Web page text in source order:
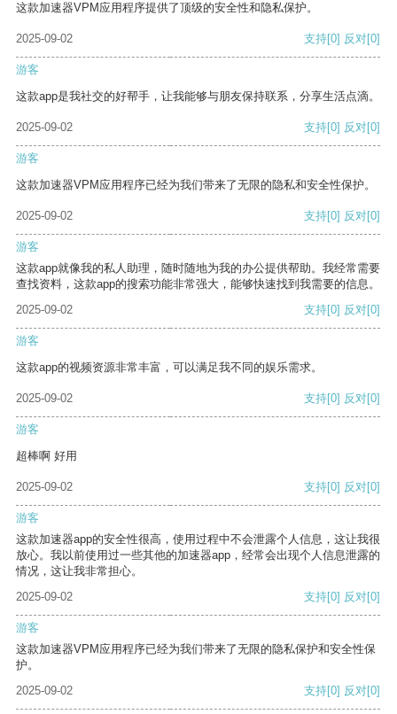
这款加速器VPM应用程序提供了顶级的安全性和隐私保护。
2025-09-02 支持[0] 反对[0]
游客
这款app是我社交的好帮手，让我能够与朋友保持联系，分享生活点滴。
2025-09-02 支持[0] 反对[0]
游客
这款加速器VPM应用程序已经为我们带来了无限的隐私和安全性保护。
2025-09-02 支持[0] 反对[0]
游客
这款app就像我的私人助理，随时随地为我的办公提供帮助。我经常需要
查找资料，这款app的搜索功能非常强大，能够快速找到我需要的信息。
2025-09-02
支持[0] 反对[0]
游客
这款app的视频资源非常丰富，可以满足我不同的娱乐需求。
2025-09-02 支持[0] 反对[0]
游客
超棒啊 好用
2025-09-02 支持[0] 反对[0]
游客
这款加速器app的安全性很高，使用过程中不会泄露个人信息，这让我很
放心。我以前使用过一些其他的加速器app，经常会出现个人信息泄露的
情况，这让我非常担心。
2025-09-02
支持[0] 反对[0]
游客
这款加速器VPM应用程序已经为我们带来了无限的隐私保护和安全性保
护。
2025-09-02
支持[0] 反对[0]